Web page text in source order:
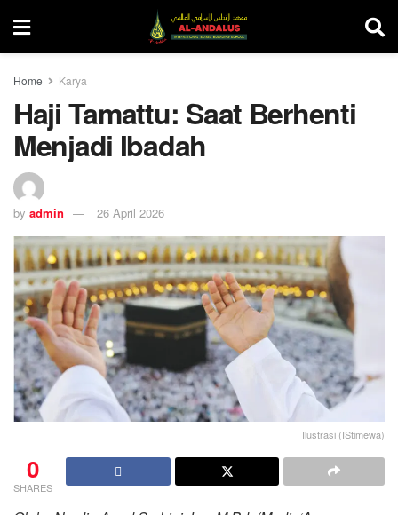
Home Karya
Haji Tamattu: Saat Berhenti
Menjadi Ibadah
by admin 26 April 2026
Ilustrasi (IStimewa)
0
SHARES